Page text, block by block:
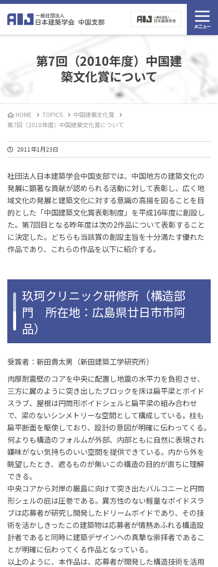
第7回（2010年度）中国建
築文化賞について
HOME TOPICS
中国建築文化賞
第7回（2010年度）中国建築文化賞について
2011年1月23日
社団法人日本建築学会中国支部では、中国地方の建築文化の
発展に顕著な貢献が認められる活動に対して表彰し、広く地
域文化の発展と建築文化に対する意識の高揚を図ることを目
的とした「中国建築文化賞表彰制度」を平成16年度に創設し
た。第7回目となる昨年度は次の2作品について表彰すること
に決定した。どちらも当該賞の創設主旨を十分満たす優れた
作品であり、これらの作品を以下に紹介する。
玖珂クリニック研修所（構造部
門 所在地：広島県廿日市市阿
品）
受賞者：新田貴太男（新田建築工学研究所）
肉厚耐震壁のコアを中央に配置し地震の水平力を負担させ、
三方に翼のように突き出したブロックを床は扁平梁とボイド
スラブ、屋根は円筒形ボイドシェルと扁平梁の組み合わせ
で、梁のないシンメトリーな空間として構成している。柱も
扁平断面を駆使しており、設計の意図が明確に伝わってくる。
何よりも構造のフォルムが外部、内部ともに自然に表現され
嫌味がない気持ちのいい空間を提供できている。内から外を
眺望したとき、遮るものが無いこの構造の目的が直ちに理解
できる。
中央コアから対岸の厳島に向けて突き出たバルコニーと円筒
形シェルの庇は圧巻である。異方性のない軽量なボイドスラ
ブは応募者が研究し開発したドリームボイドであり、その技
術を活かしきったこの建築物は応募者が情熱あふれる構造設
計者であると同時に建築デザインへの真摯な崇拝者であるこ
とが明確に伝わってくる作品となっている。
以上のように、本作品は、応募者が開発した構造技術を活用